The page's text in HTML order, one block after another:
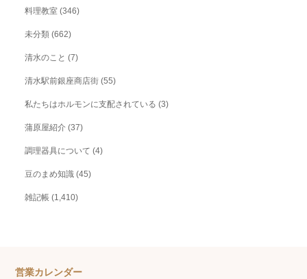
料理教室 (346)
未分類 (662)
清水のこと (7)
清水駅前銀座商店街 (55)
私たちはホルモンに支配されている (3)
蒲原屋紹介 (37)
調理器具について (4)
豆のまめ知識 (45)
雑記帳 (1,410)
営業カレンダー